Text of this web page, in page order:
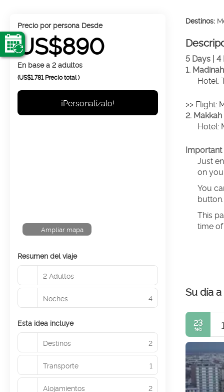
Destinos:
5 Days | 4
1.
Hotel:
>> Flight:
2.
Hotel:
Important
Just
on
You
button.
This
time
Su día
23
feb
precio por persona Desde
US$890
En base a 2 adultos
(US$1,781Precio total)
¡Personalízalo!
Ampliar mapa
Resumen del viaje
2 Adultos
Noches 4
Esta idea incluye
Destinos 2
Transporte 1
Alojamientos 2